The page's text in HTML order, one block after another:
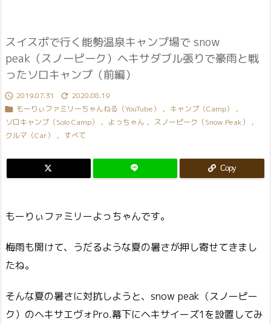
スイスポで行く能勢温泉キャンプ場で snow
peak（スノーピーク）ヘキサダブル張りで豪雨と戦
ったソロキャンプ（前編）
 2019.07.31  2020.08.19
 もーりぃファミリーちゃんねる（YouTube） , キャンプ（Camp）
,
ソロキャンプ（Solo Camp）
, よっちゃん , スノーピーク（Snow Peak）
,
クルマ（Car）
, すべて
Copy
もーりぃファミリーよっちゃんです。
梅雨も開けて、うだるような夏の暑さが押し寄せてきまし
たね。
そんな夏の暑さに対抗しようと、snow peak（スノーピー
ク）のヘキサエヴォPro.幕下にヘキサイーズ1を設置してみ